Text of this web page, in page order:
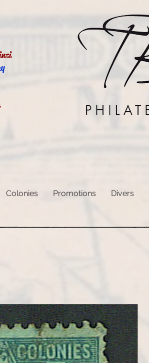
Colonies Promotions Divers